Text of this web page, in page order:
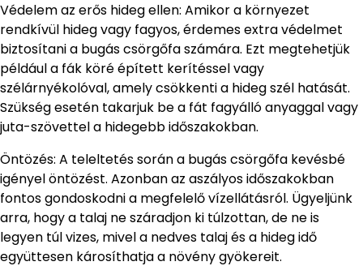
Védelem az erős hideg ellen: Amikor a környezet
rendkívül hideg vagy fagyos, érdemes extra védelmet
biztosítani a bugás csörgőfa számára. Ezt megtehetjük
például a fák köré épített kerítéssel vagy
szélárnyékolóval, amely csökkenti a hideg szél hatását.
Szükség esetén takarjuk be a fát fagyálló anyaggal vagy
juta-szövettel a hidegebb időszakokban.
Öntözés: A teleltetés során a bugás csörgőfa kevésbé
igényel öntözést. Azonban az aszályos időszakokban
fontos gondoskodni a megfelelő vízellátásról. Ügyeljünk
arra, hogy a talaj ne száradjon ki túlzottan, de ne is
legyen túl vizes, mivel a nedves talaj és a hideg idő
együttesen károsíthatja a növény gyökereit.